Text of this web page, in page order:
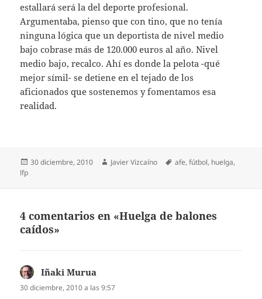
estallará será la del deporte profesional.
Argumentaba, pienso que con tino, que no tenía
ninguna lógica que un deportista de nivel medio
bajo cobrase más de 120.000 euros al año. Nivel
medio bajo, recalco. Ahí es donde la pelota -qué
mejor símil- se detiene en el tejado de los
aficionados que sostenemos y fomentamos esa
realidad.
Publicado
30 diciembre, 2010 Autor
Javier Vizcaíno Etiquetas
afe,fútbol, huelga,
lfp
4 comentarios en «Huelga de balones
caídos»
Iñaki Murua
30 diciembre, 2010 a las 9:57